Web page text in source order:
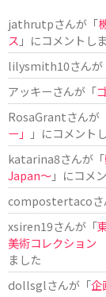
jathrutpさんが「
ス 」にコメントし
lilysmith10さん
アッキーさんが「
RosaGrantさんが
ー」
」にコメント
katarina8さんが「
Japan〜」にコメ
compostertaco
xsiren19さんが「
美術コレクション
ました
dollsglさんが「企